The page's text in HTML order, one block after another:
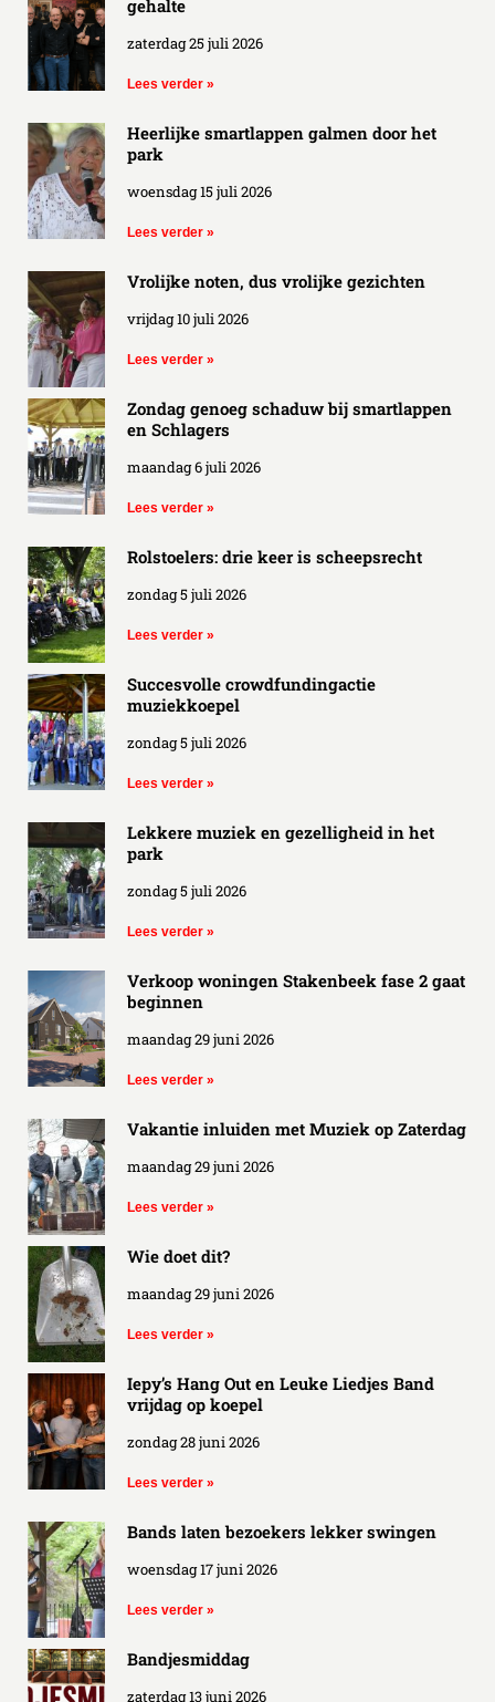
gehalte
zaterdag 25 juli 2026
Lees verder »
Heerlijke smartlappen galmen door het
park
woensdag 15 juli 2026
Lees verder »
Vrolijke noten, dus vrolijke gezichten
vrijdag 10 juli 2026
Lees verder »
Zondag genoeg schaduw bij smartlappen
en Schlagers
maandag 6 juli 2026
Lees verder »
Rolstoelers: drie keer is scheepsrecht
zondag 5 juli 2026
Lees verder »
Succesvolle crowdfundingactie
muziekkoepel
zondag 5 juli 2026
Lees verder »
Lekkere muziek en gezelligheid in het
park
zondag 5 juli 2026
Lees verder »
Verkoop woningen Stakenbeek fase 2 gaat
beginnen
maandag 29 juni 2026
Lees verder »
Vakantie inluiden met Muziek op Zaterdag
maandag 29 juni 2026
Lees verder »
Wie doet dit?
maandag 29 juni 2026
Lees verder »
Iepy’s Hang Out en Leuke Liedjes Band
vrijdag op koepel
zondag 28 juni 2026
Lees verder »
Bands laten bezoekers lekker swingen
woensdag 17 juni 2026
Lees verder »
Bandjesmiddag
zaterdag 13 juni 2026